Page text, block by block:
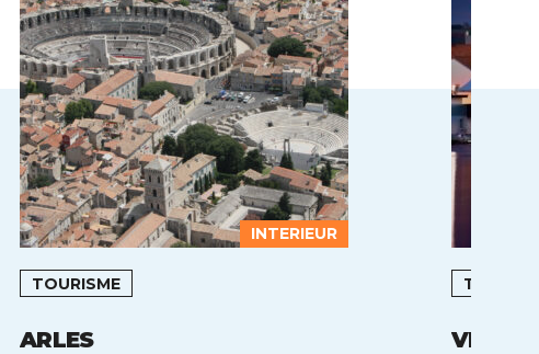
INTERIEUR
TOURISME
ARLES VICHY